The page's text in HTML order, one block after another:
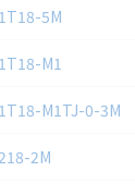
5M
M1
M1TJ-0-3M
2M